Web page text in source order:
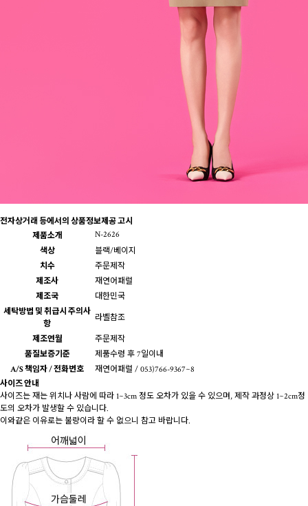
전자상거래 등에서의 상품정보제공 고시
제품소개
N-2626
색상
블랙/베이지
치수
주문제작
제조사
재연어패럴
제조국
대한민국
세탁방법 및 취급시 주의사
항
라벨참조
제조연월
주문제작
품질보증기준
제품수령 후 7일이내
A/S 책임자 / 전화번호
재연어패럴 / 053)766-9367~8
사이즈 안내
사이즈는 재는 위치나 사람에 따라 1~3cm 정도 오차가 있을 수 있으며, 제작 과정상 1~2cm정
도의 오차가 발생할 수 있습니다.
이와같은 이유로는 불량이라 할 수 없으니 참고 바랍니다.